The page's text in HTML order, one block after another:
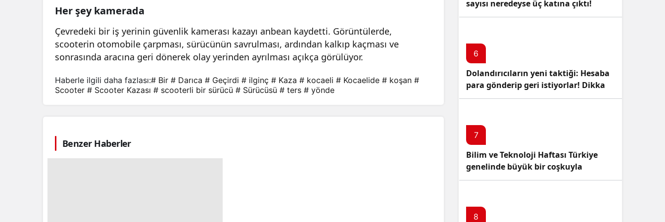
Her şey kamerada
Çevredeki bir iş yerinin güvenlik kamerası kazayı anbean kaydetti. Görüntülerde,
scooterin otomobile çarpması, sürücünün savrulması, ardından kalkıp kaçması ve
sonrasında aracına geri dönerek olay yerinden ayrılması açıkça görülüyor.
Haberle ilgili daha fazlası:# Bir # Darıca # Geçirdi # ilginç # Kaza # kocaeli # Kocaelide # koşan #
Scooter # Scooter Kazası # scooterli bir sürücü # Sürücüsü # ters # yönde
Benzer Haberler
sayısı neredeyse üç katına çıktı!
6
Dolandırıcıların yeni taktiği: Hesaba
para gönderip geri istiyorlar! Dikkat
Edin!
7
Bilim ve Teknoloji Haftası Türkiye
genelinde büyük bir coşkuyla
kutlandı: İşte Etkinlikler ve
8